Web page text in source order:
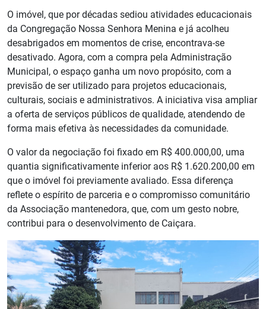
O imóvel, que por décadas sediou atividades educacionais
da Congregação Nossa Senhora Menina e já acolheu
desabrigados em momentos de crise, encontrava-se
desativado. Agora, com a compra pela Administração
Municipal, o espaço ganha um novo propósito, com a
previsão de ser utilizado para projetos educacionais,
culturais, sociais e administrativos. A iniciativa visa ampliar
a oferta de serviços públicos de qualidade, atendendo de
forma mais efetiva às necessidades da comunidade.
O valor da negociação foi fixado em R$ 400.000,00, uma
quantia significativamente inferior aos R$ 1.620.200,00 em
que o imóvel foi previamente avaliado. Essa diferença
reflete o espírito de parceria e o compromisso comunitário
da Associação mantenedora, que, com um gesto nobre,
contribui para o desenvolvimento de Caiçara.